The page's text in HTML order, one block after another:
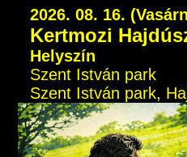
2026. 08. 16.
Kertmozi
Helyszín
Szent István park
Szent István park,